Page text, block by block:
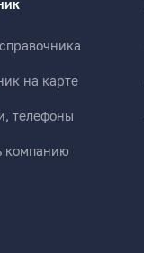
на карте
телефоны
компанию